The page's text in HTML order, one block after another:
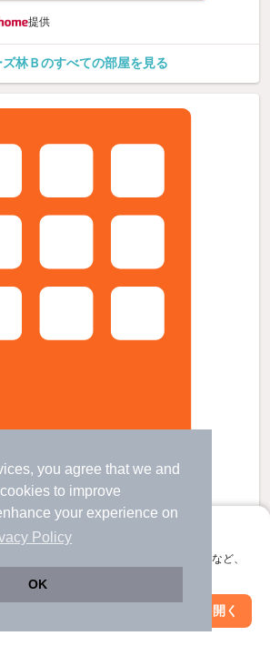
you agree that we and
to improve
your experience on
Policy
OK
えて、サクサクお部屋探し
すぐ使える。マップ検索やお気に入り保存など、
アプリを開く
提供
ズ林Ｂのすべての部屋を見る
ルの賃貸物件
仏生山駅 歩25分 （琴電琴平線）
太田駅 歩 33分 （琴電琴平線）
香川県高松市上林町846番地
絞り込み条件を変更